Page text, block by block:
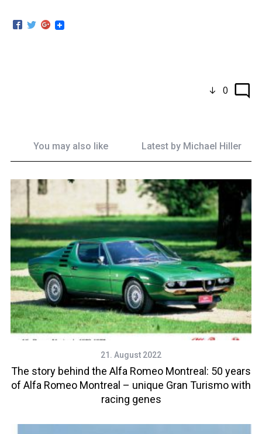
0
You may also like Latest by Michael Hiller
21. August 2022
The story behind the Alfa Romeo Montreal: 50 years
of Alfa Romeo Montreal – unique Gran Turismo with
racing genes